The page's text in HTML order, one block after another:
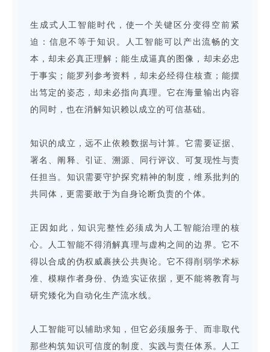
生成式人工智能时代，使一个关键区分变得空前紧
迫：信息不等于知识。人工智能可以产出流畅的文
本，却未必真正理解；能生成逼真的图像，却未必忠
于事实；能罗列参考资料，却未必经得住核查；能摆
出笃定的姿态，却未必指向真理。它在海量输出内容
的同时，也在消解知识赖以成立的可信基础。
知识的成立，远不止依赖数据与计算。它需要证据、
署名、阐释、引证、溯源、同行评议、可复现性与责
任担当。知识需要守护探究精神的制度，维系批判的
共同体，更需要敢于为自身论断负责的个体。
正因如此，知识完整性必须成为人工智能治理的核
心。人工智能不得消解真理与虚构之间的边界。它不
得以合成的伪权威裹挟公共舆论。它不得削弱学术标
准、模糊作者身份、伪造实证依据，更不能将教育与
研究矮化为自动化生产流水线。
人工智能可以辅助求知，但它必须服务于、而非取代
那些构筑知识可信度的制度、实践与责任体系。人工